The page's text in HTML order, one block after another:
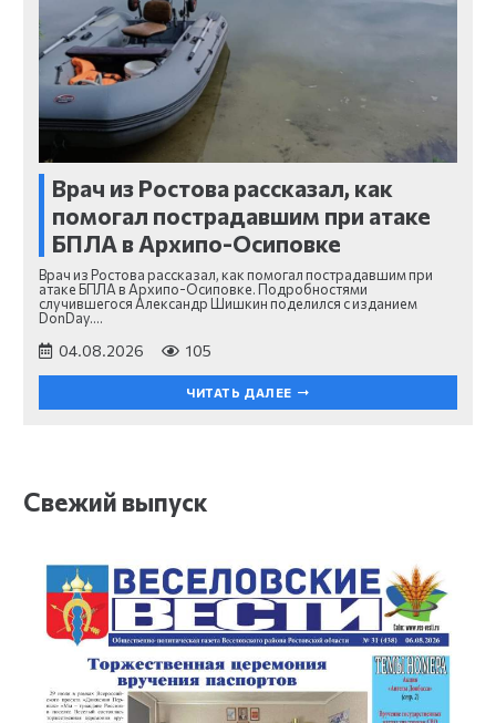
Врач из Ростова рассказал, как
помогал пострадавшим при атаке
БПЛА в Архипо-Осиповке
Врач из Ростова рассказал, как помогал пострадавшим при
атаке БПЛА в Архипо-Осиповке. Подробностями
случившегося Александр Шишкин поделился с изданием
DonDay.…
04.08.2026 105
ЧИТАТЬ ДАЛЕЕ
Свежий выпуск